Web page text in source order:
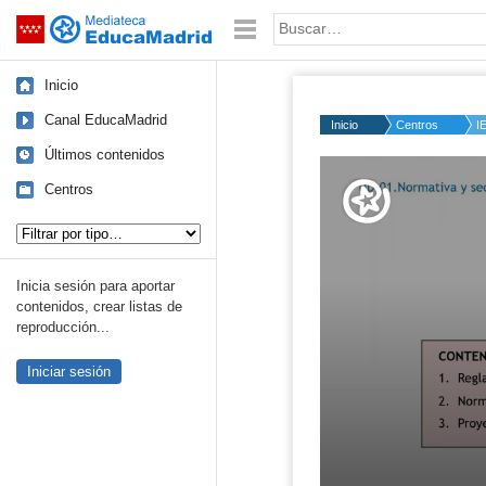
Saltar navegación Palabra o frase:
Inicio
Canal EducaMadrid
Últimos contenidos
Centros
Inicia sesión para aportar
contenidos, crear listas de
reproducción...
Iniciar sesión
Inicio Centros
50%